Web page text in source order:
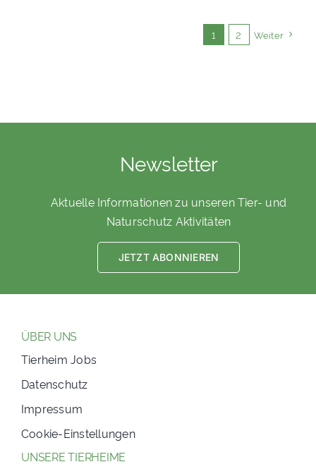
1 2 Weiter
Newsletter
Aktuelle Informationen zu unseren Tier- und
Naturschutz Aktivitäten
JETZT ABONNIEREN
ÜBER UNS
Tierheim Jobs
Datenschutz
Impressum
Cookie-Einstellungen
UNSERE TIERHEIME